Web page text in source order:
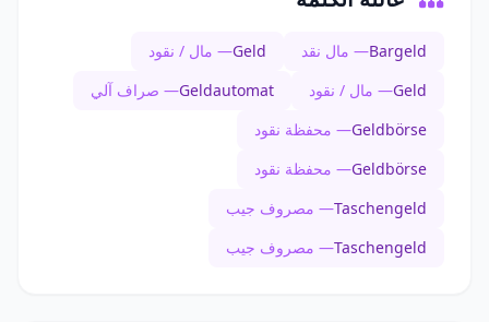
Bargeld— مال نقد Geld— مال / نقود
Geld— مال / نقود Geldautomat— صراف آلي
Geldbörse— محفظة نقود
Geldbörse— محفظة نقود
Taschengeld— مصروف جيب
Taschengeld— مصروف جيب